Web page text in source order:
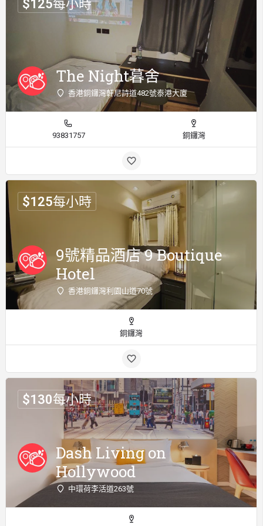
The Night暮舍
香港銅鑼灣軒尼詩道482號泰港大廈
$125每小時
93831757 銅鑼灣
9號精品酒店 9 Boutique
Hotel
香港銅鑼灣利園山道70號
$125每小時
銅鑼灣
Dash Living on
Hollywood
中環荷李活道263號
$130每小時